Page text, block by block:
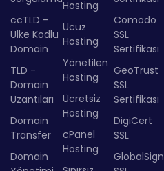
ccTLD -
Ülke Kodlu
Domain
TLD -
Domain
Uzantıları
Domain
Transfer
Domain
Hosting
Ucuz
Hosting
Yönetilen
Hosting
Ücretsiz
Hosting
cPanel
Hosting
Comodo
SSL
Sertifikası
GeoTrust
SSL
Sertifikası
DigiCert
SSL
GlobalSign